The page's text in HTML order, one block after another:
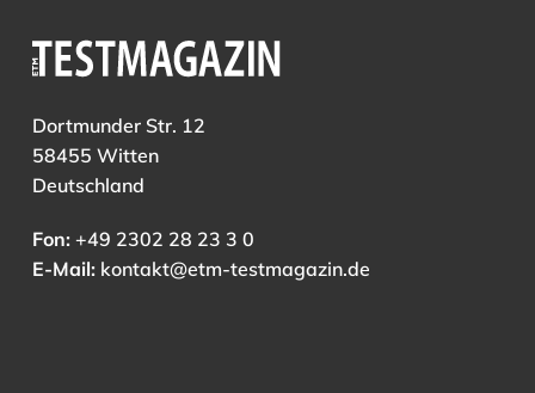
Dortmunder Str. 12
58455 Witten
Deutschland
Fon:+49 2302 28 23 3 0
E-Mail: kontakt@etm-testmagazin.de